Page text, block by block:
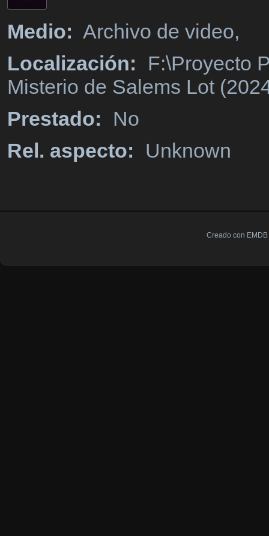
Medio: Archivo de video,
Localización:
F:\Proyecto
Misterio de Salems Lot
Prestado:
No
Rel. aspecto:
Unknown
Creado con